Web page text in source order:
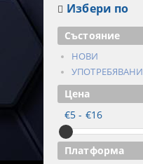
Избери по
Състояние
НОВИ
УПОТРЕБЯВАНИ
Цена
€5 - €16
Платформа